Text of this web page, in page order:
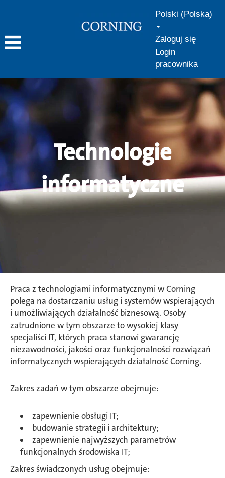
Polski (Polska)
Zaloguj się
Login
pracownika
Technologie
informatyczne
Technologie
informatyczne
Praca z technologiami informatycznymi w Corning
polega na dostarczaniu usług i systemów wspierających
i umożliwiających działalność biznesową. Osoby
zatrudnione w tym obszarze to wysokiej klasy
specjaliści IT, których praca stanowi gwarancję
niezawodności, jakości oraz funkcjonalności rozwiązań
informatycznych wspierających działalność Corning.
Zakres zadań w tym obszarze obejmuje:
zapewnienie obsługi IT;
budowanie strategii i architektury;
zapewnienie najwyższych parametrów
funkcjonalnych środowiska IT;
Zakres świadczonych usług obejmuje: